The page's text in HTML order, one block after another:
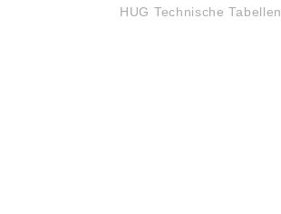
HUG Technische Tabellen